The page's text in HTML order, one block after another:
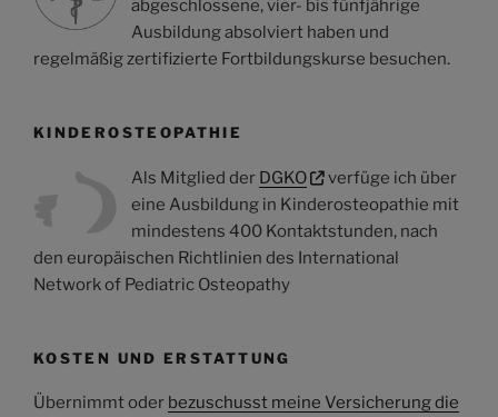
abgeschlossene, vier- bis fünfjährige
Ausbildung absolviert haben und
regelmäßig zertifizierte Fortbildungskurse besuchen.
KINDEROSTEOPATHIE
Als Mitglied der DGKO
verfüge ich über
eine Ausbildung in Kinderosteopathie mit
mindestens 400 Kontaktstunden, nach
den europäischen Richtlinien des International
Network of Pediatric Osteopathy
KOSTEN UND ERSTATTUNG
Übernimmt oder bezuschusst meine Versicherung die